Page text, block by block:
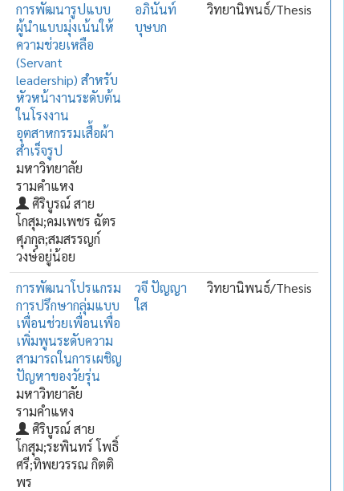
การพัฒนารูปแบบ
ผู้นำแบบมุ่งเน้นให้
ความช่วยเหลือ
(Servant
leadership) สำหรับ
หัวหน้างานระดับต้น
ในโรงงาน
อุตสาหกรรมเสื้อผ้า
สำเร็จรูป
มหาวิทยาลัย
รามคำแหง
ศิริบูรณ์ สาย
โกสุม;คมเพชร ฉัตร
ศุภกุล;สมสรรญก์
วงษ์อยู่น้อย
อภินันท์
บุษบก
วิทยานิพนธ์/Thesis
การพัฒนาโปรแกรม
การปรึกษากลุ่มแบบ
เพื่อนช่วยเพื่อนเพื่อ
เพิ่มพูนระดับความ
สามารถในการเผชิญ
ปัญหาของวัยรุ่น
มหาวิทยาลัย
รามคำแหง
ศิริบูรณ์ สาย
โกสุม;ระพินทร์ โพธิ์
ศรี;ทิพยวรรณ กิตติ
พร
วจี ปัญญา
ใส
วิทยานิพนธ์/Thesis